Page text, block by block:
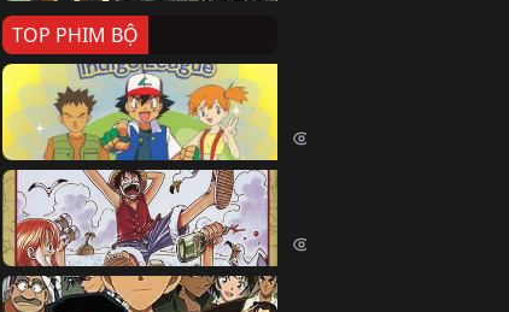
TOP PHIM BỘ